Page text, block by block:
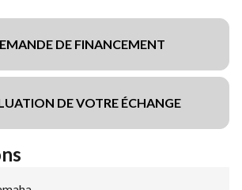
DE FINANCEMENT
DE VOTRE ÉCHANGE